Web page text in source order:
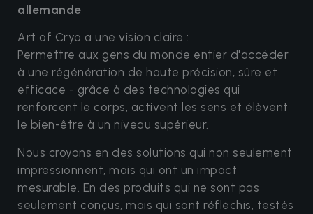
allemande
Art of Cryo a une vision claire :
Permettre aux gens du monde entier d'accéder
à une régénération de haute précision, sûre et
efficace - grâce à des technologies qui
renforcent le corps, activent les sens et élèvent
le bien-être à un niveau supérieur.
Nous croyons en des solutions qui non seulement
impressionnent, mais qui ont un impact
mesurable. En des produits qui ne sont pas
seulement conçus, mais qui sont réfléchis, testés